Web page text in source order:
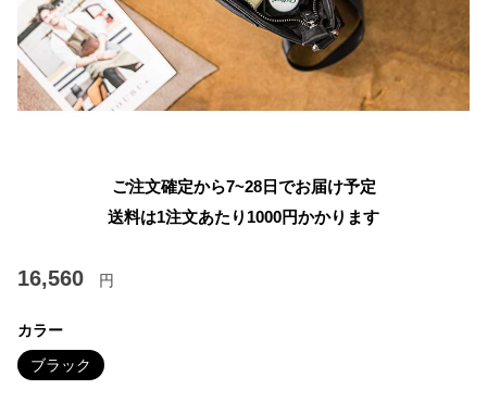
ご注文確定から7~28日でお届け予定
送料は1注文あたり 1000円かかります
16,560 円
カラー
ブラック